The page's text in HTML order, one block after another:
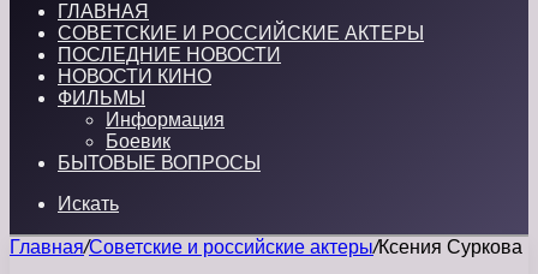
ГЛАВНАЯ
СОВЕТСКИЕ И РОССИЙСКИЕ АКТЕРЫ
ПОСЛЕДНИЕ НОВОСТИ
НОВОСТИ КИНО
ФИЛЬМЫ
Информация
Боевик
БЫТОВЫЕ ВОПРОСЫ
Искать
Главная/Советские и российские актеры/Ксения Суркова